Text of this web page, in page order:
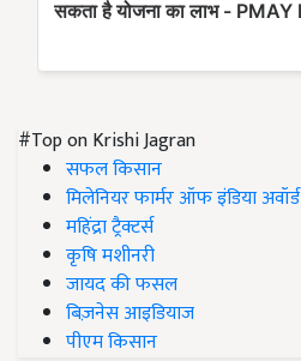
#Top on Krishi Jagran
सफल किसान
मिलेनियर फार्मर ऑफ इंडिया अवॉर्ड
महिंद्रा ट्रैक्टर्स
कृषि मशीनरी
जायद की फसल
बिज़नेस आइडियाज
पीएम किसान